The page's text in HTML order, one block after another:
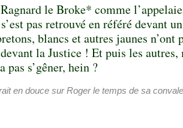
le Broke* comme
pas retrouvé en référé devant
blancs et autres jaunes n’ont
la Justice ! Et puis les
pas s’gêner, hein ?
en douce sur Roger le temps de sa